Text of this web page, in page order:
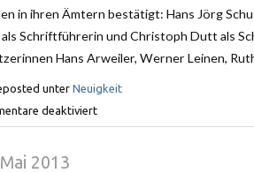
in ihren Ämtern bestätigt: Hans Jörg
als Schriftführerin und Christoph Dutt als
Hans Arweiler, Werner Leinen,
unter Neuigkeit
deaktiviert
2013